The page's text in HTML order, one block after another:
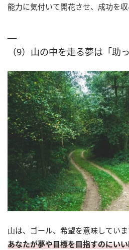
能力に気付いて開花させ、成功を収
（9）山の中を走る夢は「助
山は、ゴール、希望を意味していま
あなたが夢や目標を目指すのにい